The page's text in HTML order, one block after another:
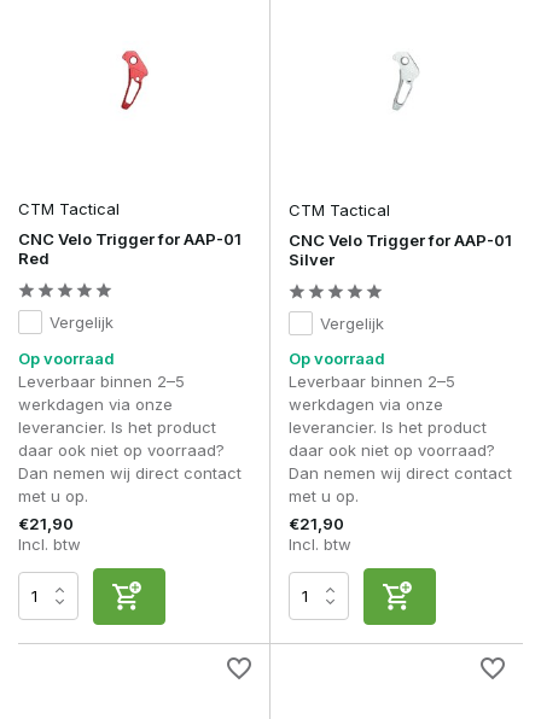
CTM Tactical
CNC Velo Trigger for AAP-01
Red
Vergelijk
Op voorraad
Leverbaar binnen 2–5
werkdagen via onze
leverancier. Is het product
daar ook niet op voorraad?
Dan nemen wij direct contact
met u op.
€21,90
Incl. btw
CTM Tactical
CNC Velo Trigger for AAP-01
Silver
Vergelijk
Op voorraad
Leverbaar binnen 2–5
werkdagen via onze
leverancier. Is het product
daar ook niet op voorraad?
Dan nemen wij direct contact
met u op.
€21,90
Incl. btw